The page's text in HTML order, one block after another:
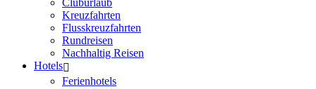
Cluburlaub
Kreuzfahrten
Flusskreuzfahrten
Rundreisen
Nachhaltig Reisen
Hotels
Ferienhotels